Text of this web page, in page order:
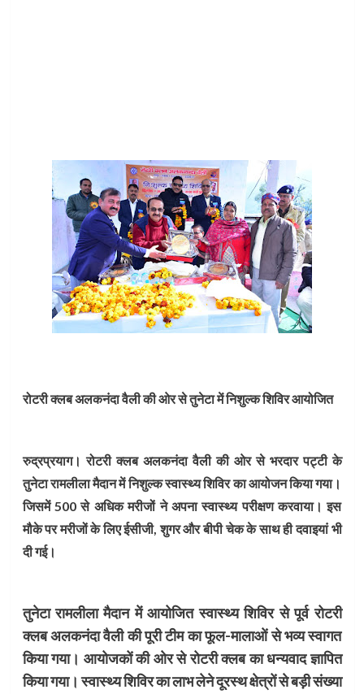
रोटरी क्लब अलकनंदा वैली की ओर से तुनेटा में निशुल्क शिविर आयोजित
रुद्रप्रयाग। रोटरी क्लब अलकनंदा वैली की ओर से भरदार पट्टी के
तुनेटा रामलीला मैदान में निशुल्क स्वास्थ्य शिविर का आयोजन किया गया।
जिसमें 500 से अधिक मरीजों ने अपना स्वास्थ्य परीक्षण करवाया। इस
मौके पर मरीजों के लिए ईसीजी, शुगर और बीपी चेक के साथ ही दवाइयां भी
दी गई।
तुनेटा रामलीला मैदान में आयोजित स्वास्थ्य शिविर से पूर्व रोटरी
क्लब अलकनंदा वैली की पूरी टीम का फूल-मालाओं से भव्य स्वागत
किया गया। आयोजकों की ओर से रोटरी क्लब का धन्यवाद ज्ञापित
किया गया। स्वास्थ्य शिविर का लाभ लेने दूरस्थ क्षेत्रों से बड़ी संख्या